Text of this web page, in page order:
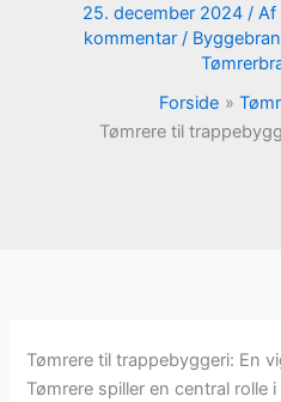
25. december 2024 / Af
kommentar /
Forside
Tømrere til
Tømrere til trappebyggeri: En
Tømrere spiller en central rolle